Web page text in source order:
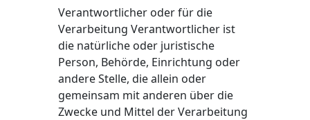
Verantwortlicher oder für die
Verarbeitung Verantwortlicher ist
die natürliche oder juristische
Person, Behörde, Einrichtung oder
andere Stelle, die allein oder
gemeinsam mit anderen über die
Zwecke und Mittel der Verarbeitung